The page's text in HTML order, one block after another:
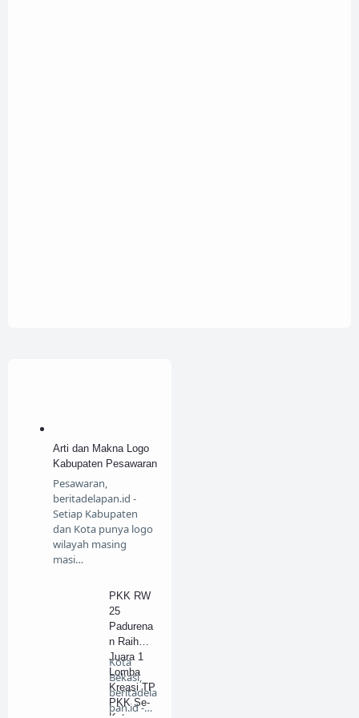
Arti dan Makna Logo
Kabupaten Pesawaran
Pesawaran,
beritadelapan.id -
Setiap Kabupaten
dan Kota punya logo
wilayah masing
masi…
PKK RW
25
Padurena
n Raih
Juara 1
Lomba
Kreasi TP
PKK Se-
Kota
Bekasi,
beritadela
pan.id -